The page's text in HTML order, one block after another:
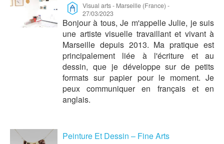
Visual arts- Marseille (France) -
27/03/2023
Bonjour à tous, Je m'appelle Julie, je suis
une artiste visuelle travaillant et vivant à
Marseille depuis 2013. Ma pratique est
principalement liée à l'écriture et au
dessin, que je développe sur de petits
formats sur papier pour le moment. Je
peux communiquer en français et en
anglais.
Peinture Et Dessin – Fine Arts